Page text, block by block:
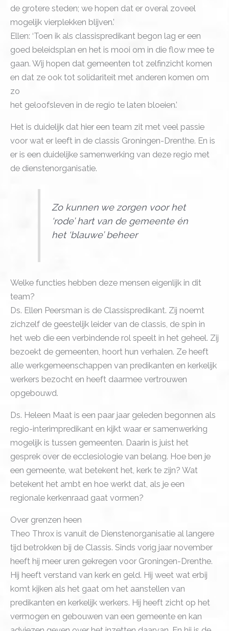
de grotere steden; we hopen dat er overal zoveel
mogelijk vierplekken blijven.’
Ellen: ‘Toen ik als classispredikant begon lag er een
goed beleidsplan en het is mooi om in die flow mee te
gaan. Wij hopen dat gemeenten tot zelfinzicht komen
en dat ze ook tot solidariteit met anderen komen om
zo
het geloofsleven in de regio te laten bloeien.’
Het is duidelijk dat hier een team zit met veel passie
voor wat er leeft in de classis Groningen-Drenthe. En is
er is een duidelijke samenwerking van deze regio met
de dienstenorganisatie.
Zo kunnen we zorgen voor het
‘rode’ hart van de gemeente én
het ‘blauwe’ beheer
Welke functies hebben deze mensen eigenlijk in dit
team?
Ds. Ellen Peersman is de Classispredikant. Zij noemt
zichzelf de geestelijk leider van de classis, de spin in
het web die een verbindende rol speelt in het geheel. Zij
bezoekt de gemeenten, hoort hun verhalen. Ze heeft
alle werkgemeenschappen van predikanten en kerkelijk
werkers bezocht en heeft daarmee vertrouwen
opgebouwd.
Ds. Heleen Maat is een paar jaar geleden begonnen als
regio-interimpredikant en kijkt waar er samenwerking
mogelijk is tussen gemeenten. Daarin is juist het
gesprek over de ecclesiologie van belang. Hoe ben je
een gemeente, wat betekent het, kerk te zijn? Wat
betekent het ambt en hoe werkt dat, als je een
regionale kerkenraad gaat vormen?
Over grenzen heen
Theo Throx is vanuit de Dienstenorganisatie al langere
tijd betrokken bij de Classis. Sinds vorig jaar november
heeft hij meer uren gekregen voor Groningen-Drenthe.
Hij heeft verstand van kerk en geld. Hij weet wat erbij
komt kijken als het gaat om het aanstellen van
predikanten en kerkelijk werkers. Hij heeft zicht op het
vermogen en gebouwen van een gemeente en kan